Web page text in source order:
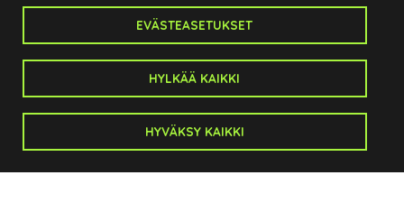
EVÄSTEASETUKSET
HYLKÄÄ KAIKKI
HYVÄKSY KAIKKI
24100 Salo
Caddiemaster:
p. 044 721 7300
caddiemaster@salogolf.fi
Toimisto:
toimitusjohtaja@salogolf.fi
p. 0500 53 50 63